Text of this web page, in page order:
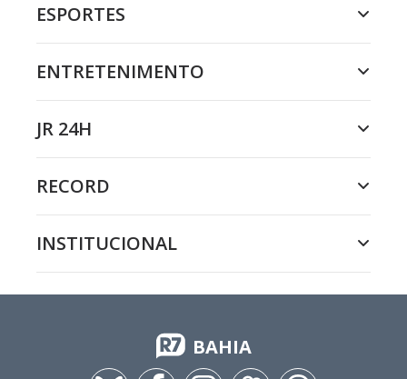
ESPORTES
ENTRETENIMENTO
JR 24H
RECORD
INSTITUCIONAL
BAHIA